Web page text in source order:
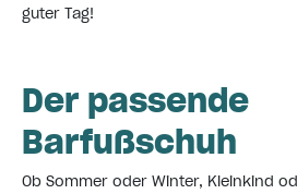
guter Tag!
Der passende
Barfußschuh
Ob Sommer oder Winter, Kleinkind